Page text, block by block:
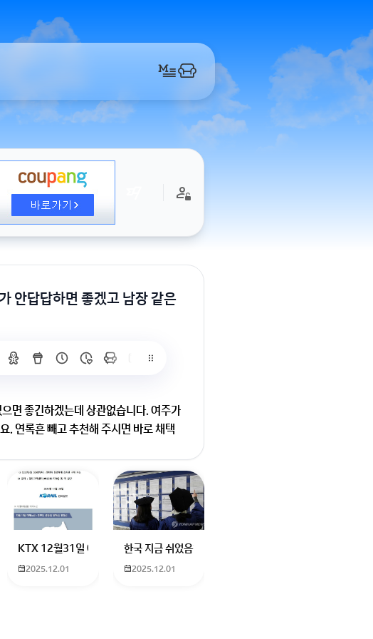
안답답하면 좋겠고 남장 같은
면 좋긴하겠는데 상관없습니다. 여주가
. 연록흔 빼고 추천해 주시면 바로 채택
알려주세요
자 캐릭터에 더빙하신분도 남자였던거같은데기승전결로 나눠서 기. 하고 설명하고
떻게 해야하나요? 친구가 발로란트 한번해보자고 계정 빌려줬는데 제한이라고 접속이 안
KTX 12월31일 예매 수원이나 서울에서 부산으로 가는 열차를 예매하려고 하는데 언
2025.12.01
한국 지금 쉬었음청년40만명이라는데 4년대학졸업생이 많
2025.12.01